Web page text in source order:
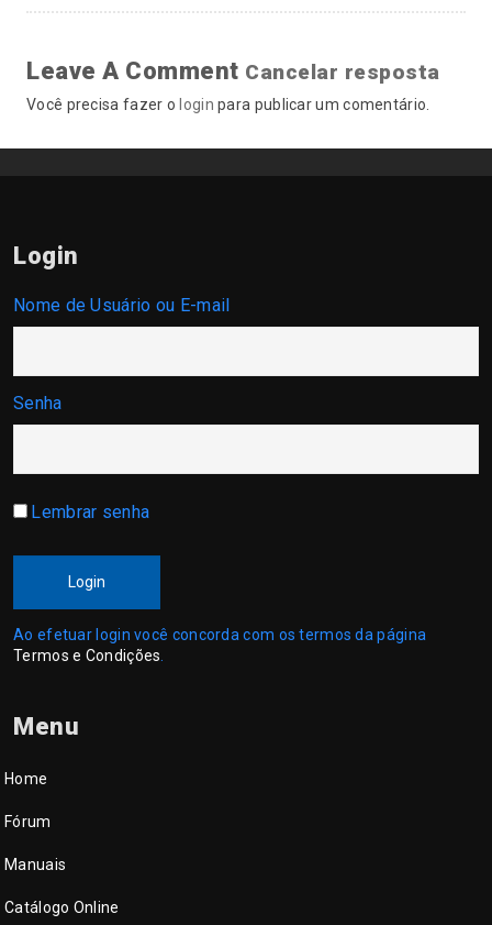
Leave A Comment Cancelar resposta
Você precisa fazer o login para publicar um comentário.
Login
Nome de Usuário ou E-mail
Senha
Lembrar senha
Login
Ao efetuar login você concorda com os termos da página
Termos e Condições
Menu
Home
Fórum
Manuais
Catálogo Online